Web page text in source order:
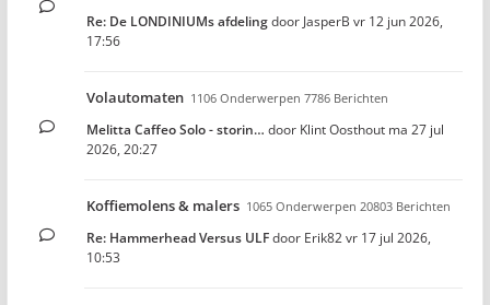
Re: De LONDINIUMs afdelingdoor JasperB vr 12 jun 2026,
17:56
Volautomaten 1106 Onderwerpen 7786 Berichten
Melitta Caffeo Solo - storin… door Klint Oosthout ma 27 jul
2026, 20:27
Koffiemolens & malers 1065 Onderwerpen 20803 Berichten
Re: Hammerhead Versus ULFdoor Erik82vr 17 jul 2026,
10:53